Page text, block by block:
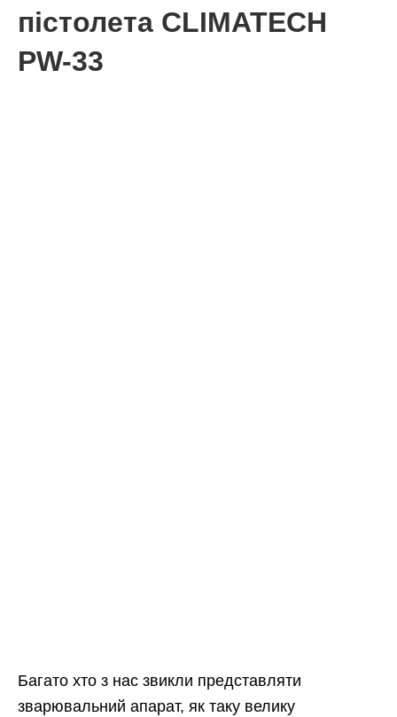
пістолета CLIMATECH
PW-33
Багато хто з нас звикли представляти
зварювальний апарат, як таку велику